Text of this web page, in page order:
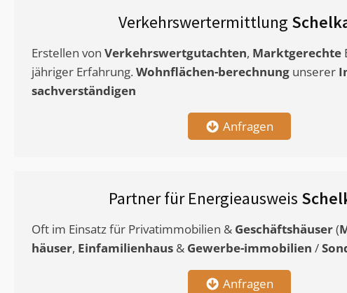
Verkehrswertermittlung
Erstellen von Verkehrswertgutachten, Marktgerechte
jähriger Erfahrung. Wohnflächen-berechnung unserer
sachverständigen
Anfragen
Partner für Energieausweis
Oft im Einsatz für Privatimmobilien & Geschäftshäuser(
häuser, Einfamilienhaus & Gewerbe-immobilien /
Anfragen